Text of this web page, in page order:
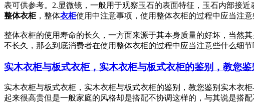
表可供参考。2.显微镜，一般用于观察玉石的表面特征，玉石内部接近
整体衣柜，整体衣柜使用中注意事项，使用整体衣柜的过程中应当注意
整体衣柜的使用寿命的长久，一方面来源于其本身质量的好坏，当然
不长久，那么到底消费者在使用整体衣柜的过程中应当注意些什么细
实木衣柜与板式衣柜，实木衣柜与板式衣柜的鉴别，教您
实木衣柜与板式衣柜，实木衣柜与板式衣柜的鉴别，教您鉴别实木衣
起来很高贵但是一般家庭的风格却是搭配不协调这样的，与其说是搭